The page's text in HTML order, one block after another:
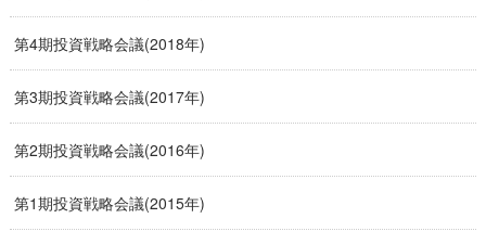
第4期投資戦略会議(2018年)
第3期投資戦略会議(2017年)
第2期投資戦略会議(2016年)
第1期投資戦略会議(2015年)